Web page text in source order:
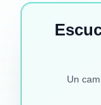
Un